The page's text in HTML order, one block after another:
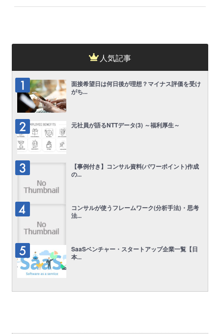
人気記事
面接希望日は何日後が理想？マイナス評価を受け
がち...
元社員が語るNTTデータ(3) ～福利厚生～
【事例付き】コンサル資料(パワーポイント)作成
の...
コンサルが使うフレームワーク(分析手法)・思考
法...
SaaSベンチャー・スタートアップ企業一覧【日
本...